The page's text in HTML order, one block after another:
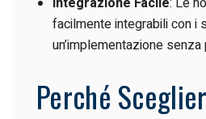
facilmente integrabili con i
un’implementazione senza
Perché